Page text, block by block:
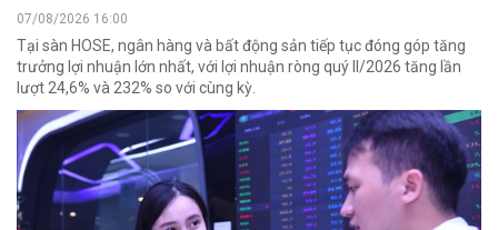
07/08/2026 16:00
Tại sàn HOSE, ngân hàng và bất động sản tiếp tục đóng góp tăng
trưởng lợi nhuận lớn nhất, với lợi nhuận ròng quý II/2026 tăng lần
lượt 24,6% và 232% so với cùng kỳ.